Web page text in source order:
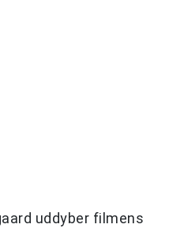
uddyber filmens